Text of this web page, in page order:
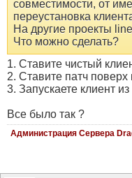
совместимости, от
переустановка
На другие проекты
Что можно сделать?
1. Ставите чистый
2. Ставите патч
3. Запускаете клиент
Все было так ?
Администрация Сервера